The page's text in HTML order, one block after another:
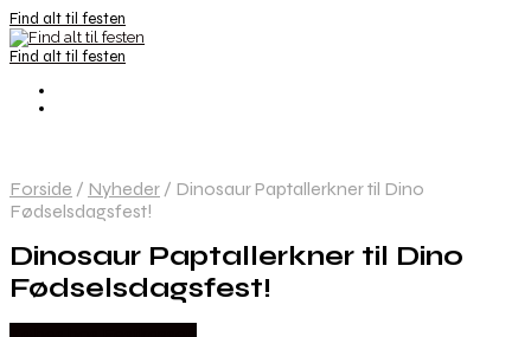
Find alt til festen
Find alt til festen
Forside / Nyheder / Dinosaur Paptallerkner til Dino
Fødselsdagsfest!
Dinosaur Paptallerkner til Dino
Fødselsdagsfest!